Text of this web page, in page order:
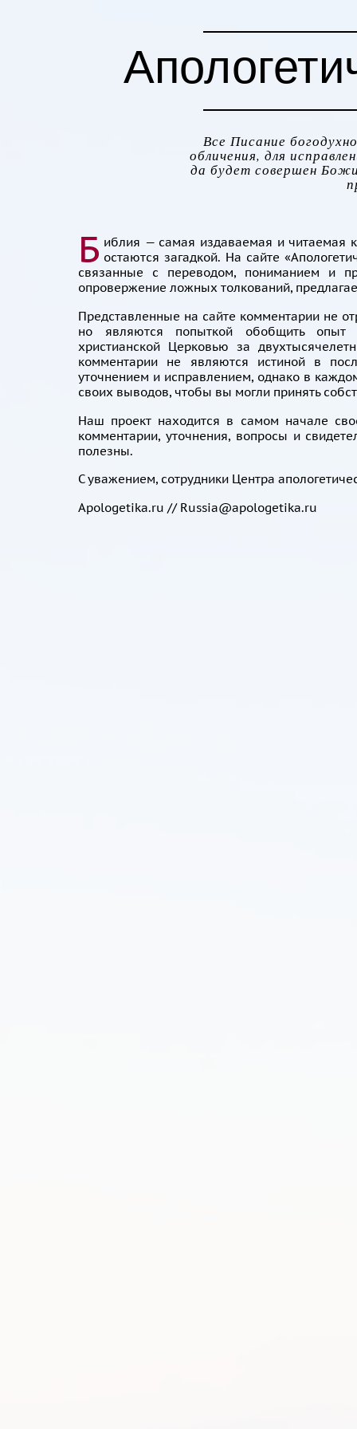
Все Писание
обличения, для
да будет совершен
Б иблия — самая издаваемая и читаемая
остаются загадкой. На сайте
связанные с переводом, пониманием и
опровержение ложных толкований,
Представленные на сайте комментарии не
но являются попыткой обобщить опыт
христианской Церковью за
комментарии не являются истиной в
уточнением и исправлением, однако в
своих выводов, чтобы вы могли принять
Наш проект находится в самом начале
комментарии, уточнения, вопросы и
полезны.
С уважением, сотрудники Центра
Apologetika.ru // Russia@apologetika.ru